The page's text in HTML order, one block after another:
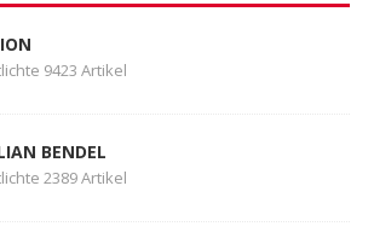
9423 Artikel
BENDEL
2389 Artikel